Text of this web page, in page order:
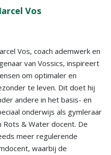
Vos
Vos, coach ademwerk en
van Vossics, inspireert
om optimaler en
te leven. Dit doet hij
andere in het basis- en
onderwijs als gymleraar
Rots & Water docent. De
meer regulerende
waarbij de